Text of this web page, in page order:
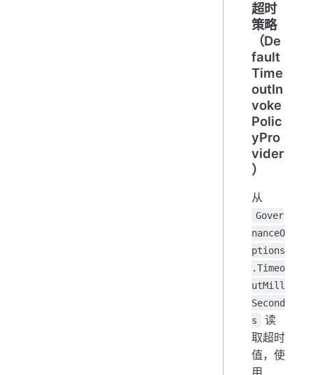
超时
策略
（De
fault
Time
outIn
voke
Polic
yPro
vider
）
从
Gover
nanceO
ptions
.Timeo
utMill
Second
s
读
取超时
值，使